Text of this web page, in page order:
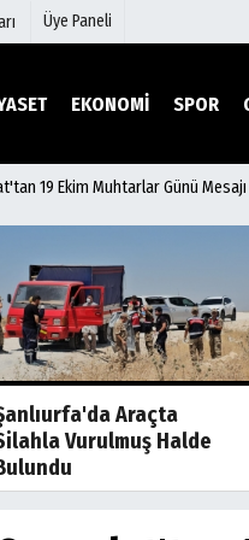
Üye Paneli
EKONOMİ SPOR
19 Ekim Muhtarlar Günü Mesajı
Son Dakika
Araçta
Vurulmuş Halde